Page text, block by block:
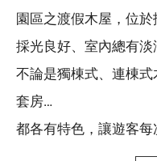
園區之渡假木屋，位於
採光良好、室內總有淡
不論是獨棟式、連棟
套房…
都各有特色，讓遊客每